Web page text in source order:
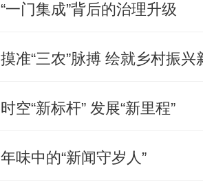
​“一门集成”背后的治理升级
摸准“三农”脉搏 绘就乡村振兴
时空“新标杆” 发展“新里程”
年味中的“新闻守岁人”